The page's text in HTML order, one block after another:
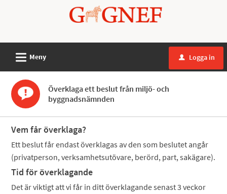
Gagnefs
kommun
L Meny u Logga in
Överklaga ett beslut från miljö- och
byggnadsnämnden
Vem får överklaga?
Ett beslut får endast överklagas av den som beslutet angår
(privatperson, verksamhetsutövare, berörd, part, sakägare).
Tid för överklagande
Det är viktigt att vi får in ditt överklagande senast 3 veckor